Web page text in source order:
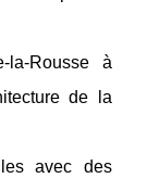
Rousse à
de la
avec des